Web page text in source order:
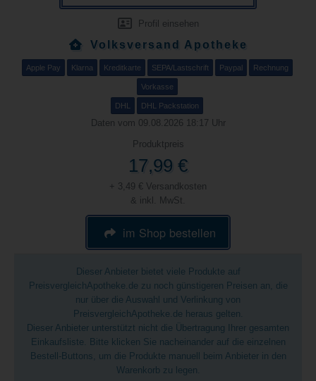
Profil einsehen
Volksversand Apotheke
Apple Pay Klarna Kreditkarte SEPA/Lastschrift Paypal Rechnung
Vorkasse
DHL DHL Packstation
Daten vom 09.08.2026 18:17 Uhr
Produktpreis
17,99 €
+ 3,49 € Versandkosten
& inkl. MwSt.
im Shop bestellen
Dieser Anbieter bietet viele Produkte auf
PreisvergleichApotheke.de zu noch günstigeren Preisen an, die
nur über die Auswahl und Verlinkung von
PreisvergleichApotheke.de heraus gelten.
Dieser Anbieter unterstützt nicht die Übertragung Ihrer gesamten
Einkaufsliste. Bitte klicken Sie nacheinander auf die einzelnen
Bestell-Buttons, um die Produkte manuell beim Anbieter in den
Warenkorb zu legen.